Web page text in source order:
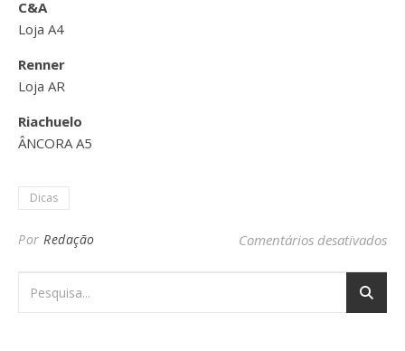
C&A
Loja A4
Renner
Loja AR
Riachuelo
ÂNCORA A5
Dicas
Por Redação Comentários desativados